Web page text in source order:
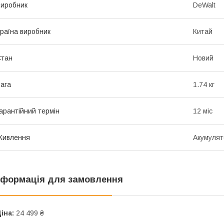
DeWalt
виробник Китай
Новий
1.74 кг
термін 12 міс
для замовлення
24 499 ₴